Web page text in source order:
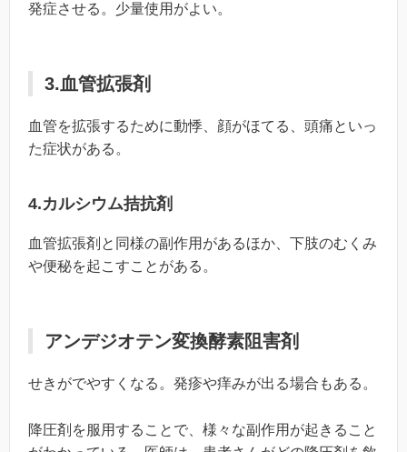
発症させる。少量使用がよい。
3.血管拡張剤
血管を拡張するために動悸、顔がほてる、頭痛といっ
た症状がある。
4.カルシウム拮抗剤
血管拡張剤と同様の副作用があるほか、下肢のむくみ
や便秘を起こすことがある。
アンデジオテン変換酵素阻害剤
せきがでやすくなる。発疹や痒みが出る場合もある。
降圧剤を服用することで、様々な副作用が起きること